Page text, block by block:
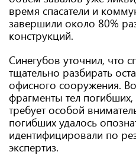
время спасатели и
завершили около 80%
конструкций.
Синегубов уточнил, что
тщательно разбирать
офисного сооружения.
фрагменты тел
требует особой
погибших удалось
идентифицировали по
экспертиз.